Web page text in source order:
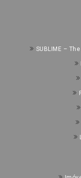
SUBLIME –